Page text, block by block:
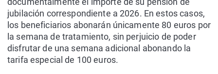
jubilación correspondiente a 2026. En estos casos,
los beneficiarios abonarán únicamente 80 euros por
la semana de tratamiento, sin perjuicio de poder
disfrutar de una semana adicional abonando la
tarifa especial de 100 euros.